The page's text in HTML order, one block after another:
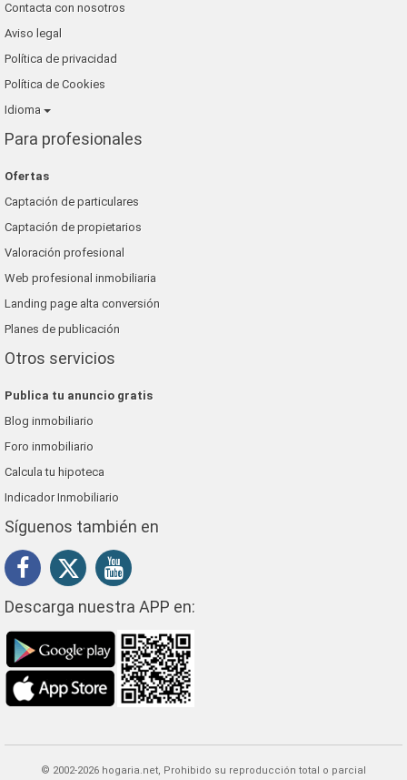
Contacta con nosotros
Aviso legal
Política de privacidad
Política de Cookies
Idioma
Para profesionales
Ofertas
Captación de particulares
Captación de propietarios
Valoración profesional
Web profesional inmobiliaria
Landing page alta conversión
Planes de publicación
Otros servicios
Publica tu anuncio gratis
Blog inmobiliario
Foro inmobiliario
Calcula tu hipoteca
Indicador Inmobiliario
Síguenos también en
Descarga nuestra APP en:
© 2002-2026 hogaria.net, Prohibido su reproducción total o parcial